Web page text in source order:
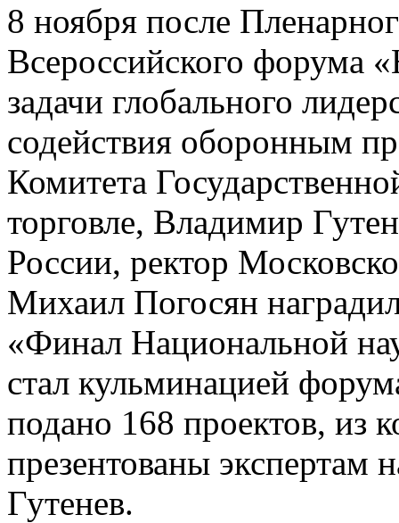
8 ноября после
Всероссийского форума
задачи глобального
содействия оборонным
Комитета
торговле, Владимир
России, ректор
Михаил Погосян
«Финал Национальной
стал кульминацией
подано 168 проектов, из
презентованы
Гутенев.